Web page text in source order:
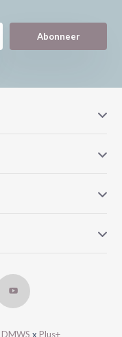
Abonneer
DMWS x Plus+